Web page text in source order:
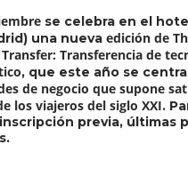
se celebra en el
una nueva edición de
Transferencia de
, que este año se
de negocio que supone
los viajeros del siglo XXI.
previa, últimas